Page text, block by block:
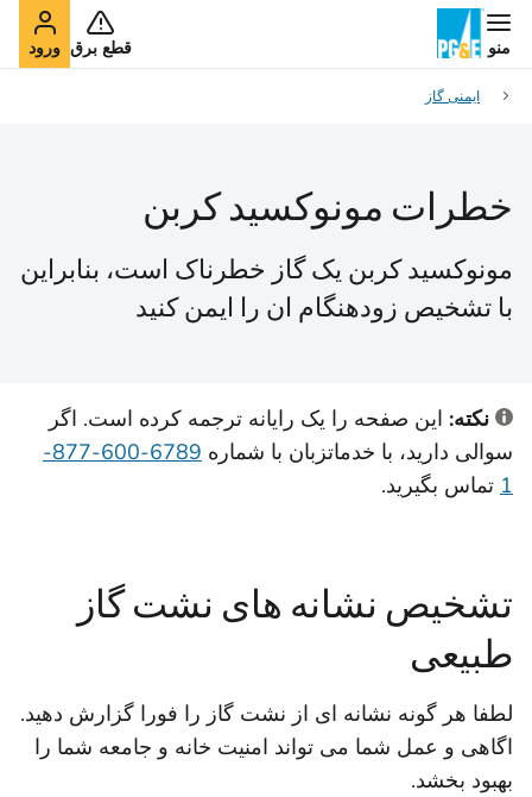
منو قطع برق ورود
ایمنی گاز
خطرات مونوکسید کربن
مونوکسید کربن یک گاز خطرناک است، بنابراین
با تشخیص زودهنگام ان را ایمن کنید
نکته: این صفحه را یک رایانه ترجمه کرده است. اگر
سوالی دارید، با خدماتزبان با شماره
6789-600-877-
1 تماس بگیرید.
تشخیص نشانه های نشت گاز
طبیعی
لطفا هر گونه نشانه ای از نشت گاز را فورا گزارش دهید.
اگاهی و عمل شما می تواند امنیت خانه و جامعه شما را
بهبود بخشد.